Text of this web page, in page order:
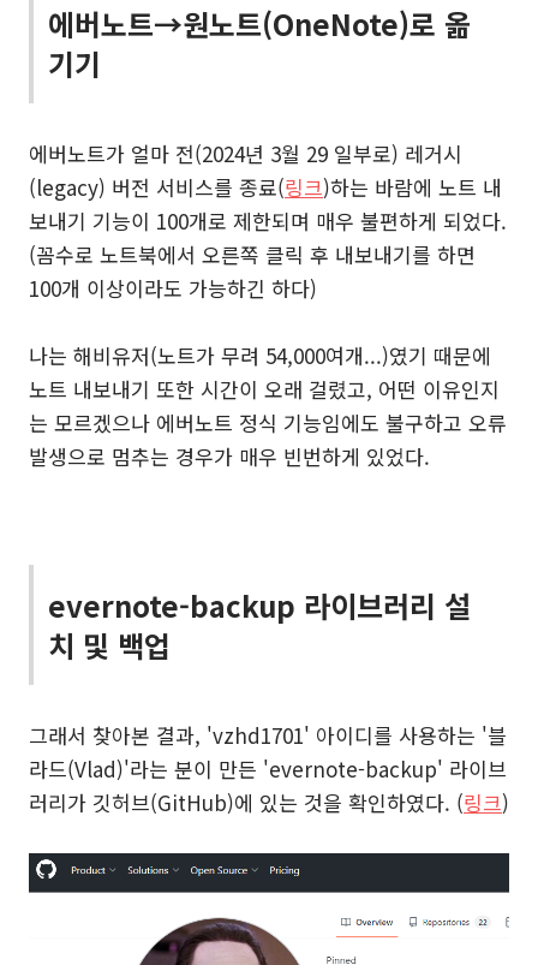
에버노트→원노트(OneNote)로 옮
기기
에버노트가 얼마 전(2024년 3월 29 일부로) 레거시
(legacy) 버전 서비스를 종료(링크)하는 바람에 노트 내
보내기 기능이 100개로 제한되며 매우 불편하게 되었다.
(꼼수로 노트북에서 오른쪽 클릭 후 내보내기를 하면
100개 이상이라도 가능하긴 하다)
나는 해비유저(노트가 무려 54,000여개...)였기 때문에
노트 내보내기 또한 시간이 오래 걸렸고, 어떤 이유인지
는 모르겠으나 에버노트 정식 기능임에도 불구하고 오류
발생으로 멈추는 경우가 매우 빈번하게 있었다.
evernote-backup 라이브러리 설
치 및 백업
그래서 찾아본 결과, 'vzhd1701' 아이디를 사용하는 '블
라드(Vlad)'라는 분이 만든 'evernote-backup' 라이브
러리가 깃허브(GitHub)에 있는 것을 확인하였다. (링크)